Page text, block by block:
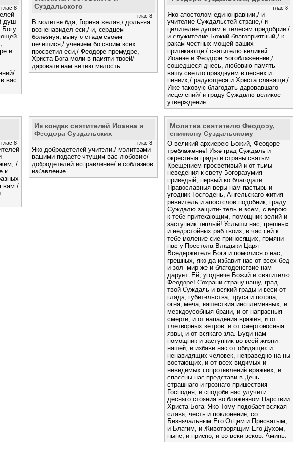
глас 8
душ
Богу
и
вас
Суздальского
глас 8
В молитве бдя, Горняя желая,/ дольняя
возненавидел еси,/ и, сердцем
болезнуя, выну о стаде своем
печешися,/ учением бо своим всех
просветил еси,/ Феодоре премудре,
Христа Бога моли в памяти твоей/
даровати нам велию милость.
глас 8
Яко апостолом единонравнии,/ и
учителие Суждальстей стране,/ и
целителие душам и телесем предобрии,/
и служителие Божий благоприятный,/ к
ракам честных мощей ваших
притекающе,/ святителю великий
Иоанне и Феодоре Богоблаженнии,/
сошедшеся днесь, любовию память
вашу светло празднуем в песнех и
пениих,/ радующеся и Христа славяще,/
Иже таковую благодать даровавшаго
исцелений/ и граду Суждалю великое
утверждение.
глас 8
/
к
вам:/
Ин кондак святителей Иоанна и
Феодора Суздальских
глас 8
Яко добродетелей учители,/ молитвами
вашими подаете чтущим вас любовию/
добродетелей исправление/ и соблазнов
избавление.
Молитва святителю Феодору,
епископу Суздальскому
О великий архиерею Божий, Феодоре
треблаженне! Иже град Суждаль и
окрестныя грады и страны святым
Крещением просветивый и от тьмы
неведения к свету Богоразумия
приведый, первый во благодати
Православныя веры нам пастырь и
угодник Господень, Ангельскаго жития
ревнитель и апостолов подобник, граду
Суждалю защити- тель и всем, с верою
к тебе притекающим, помощник велий и
заступник теплый! Услыши нас, грешных
и недостойных раб твоих, в час сей к
тебе моление сие приносящих, помяни
нас у Престола Владыки Царя
Вседержителя Бога и помолися о нас,
грешных, яко да избавит нас от всех бед
и зол, мир же и благоденствие нам
дарует. Ей, угодниче Божий и святителю
Феодоре! Сохрани страну нашу, град
твой Суждаль и всякий грады и веси от
глада, губительства, труса и потопа,
огня, меча, нашествия иноплеменных, и
меэкдоусобныя брани, и от напрасныя
смерти, и от нападения вражия, и от
тлетворных ветров, и от смертоносныя
язвы, и от всякаго зла. Буди нам
помощник и заступник во всей жизни
нашей, и избави нас от обидящих и
ненавидящих человек, неправедно на ны
востающих, и от всех видимых и
невидимых сопротивлений вражиих, и
спасены нас представи в День
страшнаго и грознаго пришествия
Господня, и сподоби нас улучити
деснаго стояния во блаженном Царствии
Христа Бога. Яко Тому подобает всякая
слава, честь и поклонение, со
Безначальным Его Отцем и Пресвятым,
и Благим, и Животворящим Его Духом,
ныне, и присно, и во веки веков. Аминь.